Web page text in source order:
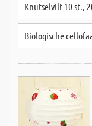
Knutselvilt 10 st.,
Biologische